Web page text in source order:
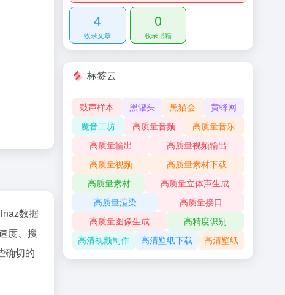
数据
度、搜
确切的
4
收录文章
0
收录书籍
标签云
鼓声样本 黑罐头 黑猫会
黄蜂网
魔音工坊
高质量音频
高质量音乐
高质量输出
高质量视频输出
高质量视频
高质量素材下载
高质量素材
高质量立体声生成
高质量渲染
高质量接口
高质量图像生成
高精度识别
高清视频制作
高清壁纸下载 高清壁纸